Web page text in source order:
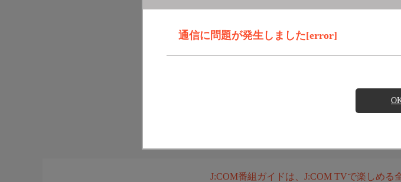
通信に問題が発生しました[error]
J:COM番組ガイドは、J:COM TVで楽しめる